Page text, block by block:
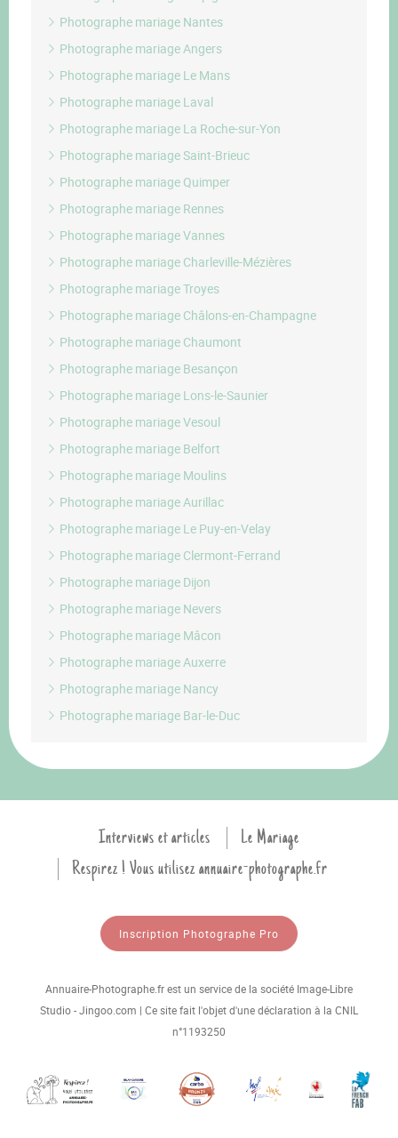
Photographe mariage Nantes
Photographe mariage Angers
Photographe mariage Le Mans
Photographe mariage Laval
Photographe mariage La Roche-sur-Yon
Photographe mariage Saint-Brieuc
Photographe mariage Quimper
Photographe mariage Rennes
Photographe mariage Vannes
Photographe mariage Charleville-Mézières
Photographe mariage Troyes
Photographe mariage Châlons-en-Champagne
Photographe mariage Chaumont
Photographe mariage Besançon
Photographe mariage Lons-le-Saunier
Photographe mariage Vesoul
Photographe mariage Belfort
Photographe mariage Moulins
Photographe mariage Aurillac
Photographe mariage Le Puy-en-Velay
Photographe mariage Clermont-Ferrand
Photographe mariage Dijon
Photographe mariage Nevers
Photographe mariage Mâcon
Photographe mariage Auxerre
Photographe mariage Nancy
Photographe mariage Bar-le-Duc
Interviews et articles
Le Mariage
Respirez ! Vous utilisez annuaire-photographe.fr
Inscription Photographe Pro
Annuaire-Photographe.fr est un service de la société Image-Libre
Studio - Jingoo.com | Ce site fait l'objet d'une déclaration à la CNIL
n°1193250